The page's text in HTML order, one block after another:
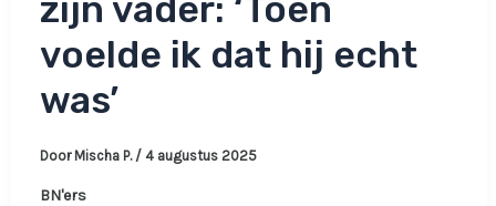
zijn vader: ‘Toen
voelde ik dat hij echt
was’
Door Mischa P. / 4 augustus 2025
BN'ers